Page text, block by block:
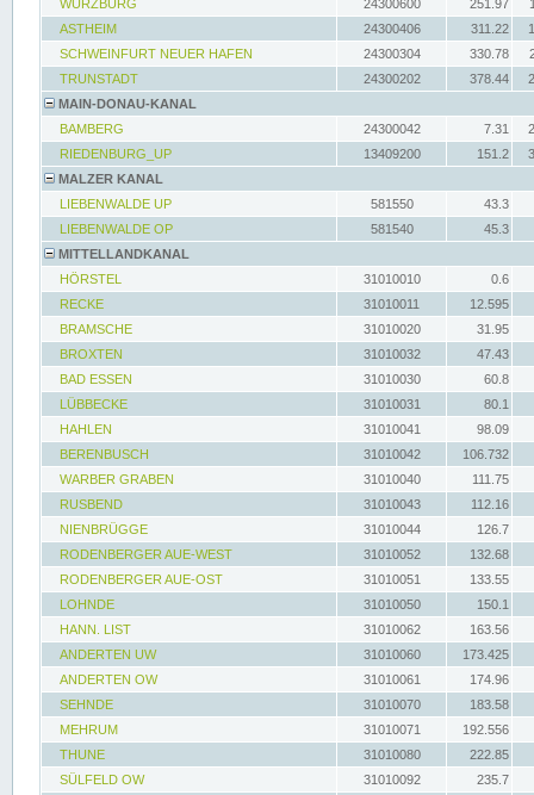
WÜRZBURG 24300600 251.97
ASTHEIM
24300406 311.22
SCHWEINFURT NEUER HAFEN
24300304 330.78
TRUNSTADT
24300202 378.44
MAIN-DONAU-KANAL
BAMBERG
24300042 7.31
RIEDENBURG_UP
13409200 151.2
MALZER KANAL
LIEBENWALDE UP
581550
43.3
LIEBENWALDE OP
581540
45.3
MITTELLANDKANAL
HÖRSTEL
31010010
0.6
RECKE
31010011
12.595
BRAMSCHE
31010020
31.95
BROXTEN
31010032
47.43
BAD ESSEN
31010030
60.8
LÜBBECKE
31010031
80.1
HAHLEN
31010041
98.09
BERENBUSCH
31010042
106.732
WARBER GRABEN
31010040
111.75
RUSBEND
31010043
112.16
NIENBRÜGGE
31010044
126.7
RODENBERGER AUE-WEST
31010052
132.68
RODENBERGER AUE-OST
31010051
133.55
LOHNDE
31010050
150.1
HANN. LIST
31010062
163.56
ANDERTEN UW
31010060
173.425
ANDERTEN OW
31010061
174.96
SEHNDE
31010070
183.58
MEHRUM
31010071
192.556
THUNE
31010080
222.85
SÜLFELD OW
31010092
235.7